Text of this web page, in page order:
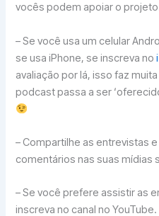
vocês podem apoiar o
– Se você usa um celular
se usa iPhone, se inscreva no
avaliação por lá, isso faz
podcast passa a ser
– Compartilhe as entrevistas
comentários nas suas mídias
– Se você prefere assistir as
inscreva no canal no YouTube.